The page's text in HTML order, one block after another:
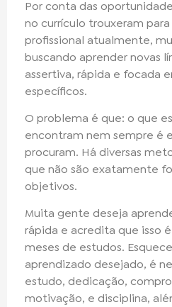
Por conta das
no currículo trouxeram
profissional atualmente,
buscando aprender novas
assertiva, rápida e focada
específicos.
O problema é que: o que
encontram nem sempre é
procuram. Há diversas
que não são exatamente
objetivos.
Muita gente deseja
rápida e acredita que isso
meses de estudos.
aprendizado desejado, é
estudo, dedicação,
motivação, e disciplina,